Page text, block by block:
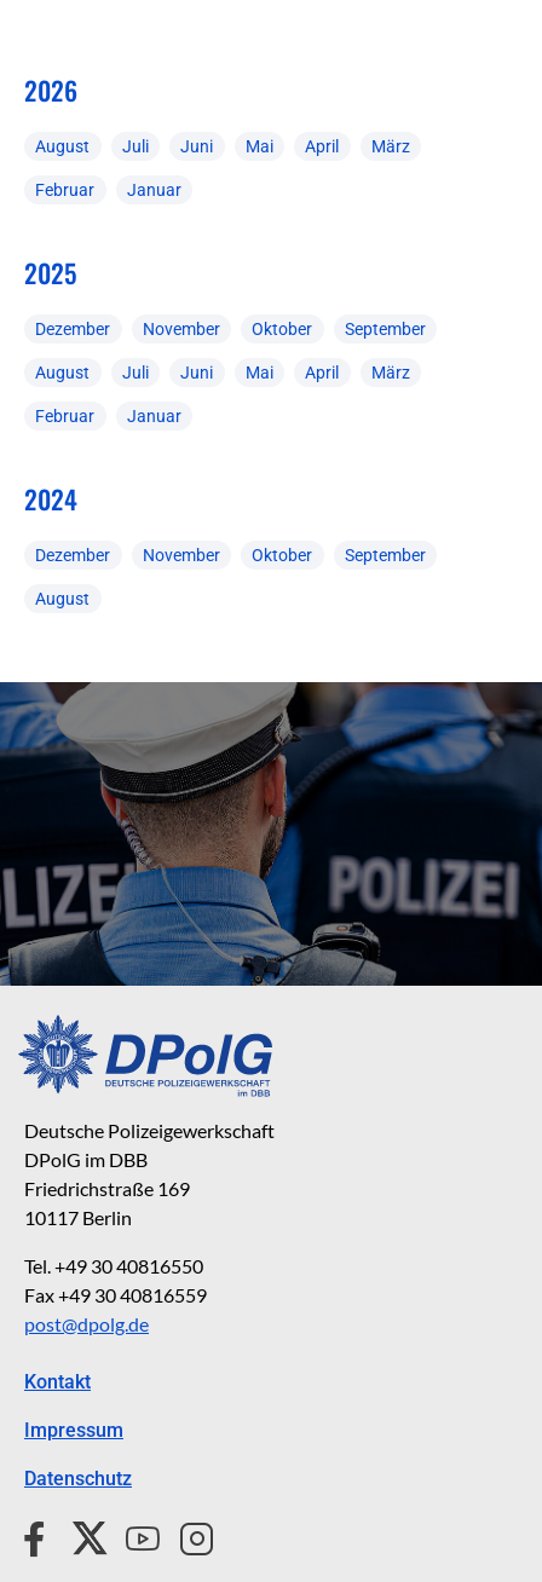
2026
August Juli Juni Mai April März
Februar Januar
2025
Dezember November Oktober September
August Juli Juni Mai April März
Februar Januar
2024
Dezember November Oktober September
August
Deutsche Polizeigewerkschaft
DPolG im DBB
Friedrichstraße 169
10117 Berlin
Tel. +49 30 40816550
Fax +49 30 40816559
post@dpolg.de
Kontakt
Impressum
Datenschutz